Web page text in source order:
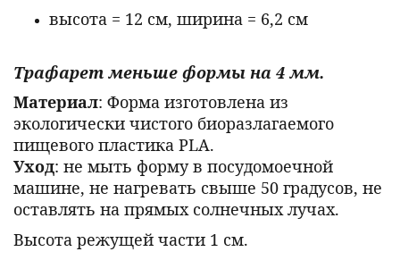
высота = 12 см, ширина = 6,2 см
Трафарет меньше формы на 4 мм.
Материал: Форма изготовлена из
экологически чистого биоразлагаемого
пищевого пластика PLA.
Уход: не мыть форму в посудомоечной
машине, не нагревать свыше 50 градусов, не
оставлять на прямых солнечных лучах.
Высота режущей части 1 см.